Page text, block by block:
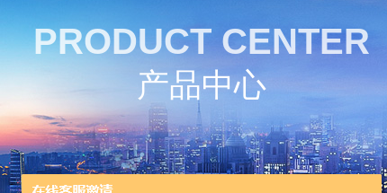
PRODUCT CENTER
产品中心